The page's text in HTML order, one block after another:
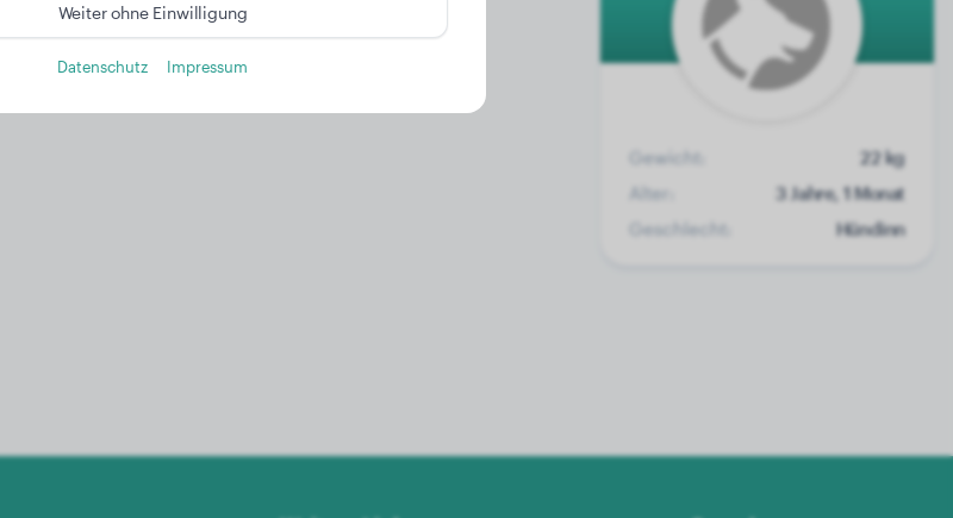
Gewicht:
22 kg
Alter:
3 Jahre, 1 Monat
Geschlecht:
Hündinn
Weiter ohne Einwilligung
Datenschutz Impressum